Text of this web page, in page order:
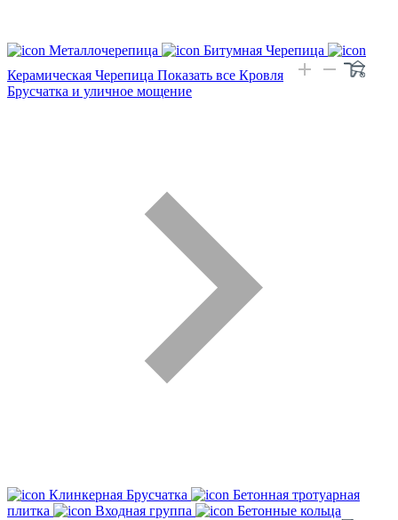
Металлочерепица
Битумная Черепица
Керамическая Черепица Показать все Кровля
Брусчатка и уличное мощение
Клинкерная Брусчатка
Бетонная тротуарная
плитка
Входная группа
Бетонные кольца